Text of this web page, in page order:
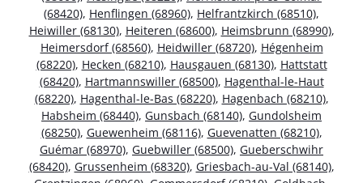
(68420), Henflingen (68960), Helfrantzkirch (68510),
Heiwiller (68130), Heiteren (68600), Heimsbrunn (68990),
Heimersdorf (68560), Heidwiller (68720), Hégenheim
(68220), Hecken (68210), Hausgauen (68130), Hattstatt
(68420), Hartmannswiller (68500), Hagenthal-le-Haut
(68220), Hagenthal-le-Bas (68220), Hagenbach (68210),
Habsheim (68440), Gunsbach (68140), Gundolsheim
(68250), Guewenheim (68116), Guevenatten (68210),
Guémar (68970), Guebwiller (68500), Gueberschwihr
(68420), Grussenheim (68320), Griesbach-au-Val (68140),